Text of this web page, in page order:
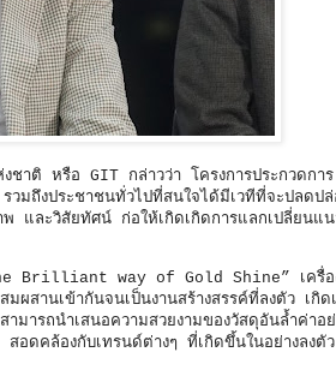
ชาติ หรือ GIT กล่าวว่า โครงการประกวดการ
มถึงประชาชนทั่วไปที่สนใจได้มีเวทีที่จะปลดป
และวิสัยทัศน์ ก่อให้เกิดเกิดการแลกเปลี่ยนแน
Brilliant way of Gold Shine” เครื่อ
ผสานเข้ากันจนเป็นงานสร้างสรรค์ที่ลงตัว เกิด
มารถนำเสนอความสวยงามของวัสดุอันล้ำค่าอย่
อดคล้องกับเทรนด์ต่างๆ ที่เกิดขึ้นในอย่างลงตั